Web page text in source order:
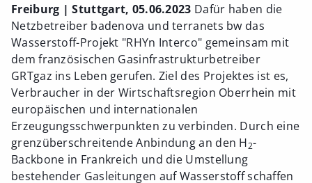
Freiburg | Stuttgart, 05.06.2023 Dafür haben die
Netzbetreiber badenova und terranets bw das
Wasserstoff-Projekt "RHYn Interco" gemeinsam mit
dem französischen Gasinfrastrukturbetreiber
GRTgaz ins Leben gerufen. Ziel des Projektes ist es,
Verbraucher in der Wirtschaftsregion Oberrhein mit
europäischen und internationalen
Erzeugungsschwerpunkten zu verbinden. Durch eine
grenzüberschreitende Anbindung an den H2-
Backbone in Frankreich und die Umstellung
bestehender Gasleitungen auf Wasserstoff schaffen